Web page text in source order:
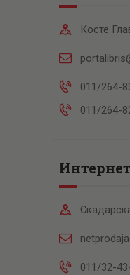
Косте
011/264-
011/264-
011/32-